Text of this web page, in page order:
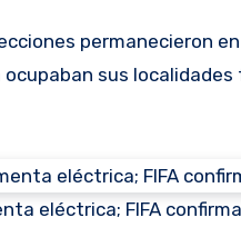
permanecieron
sus
eléctrica; FIFA